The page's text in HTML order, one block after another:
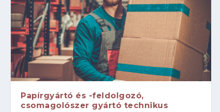
Papírgyártó és -feldolgozó,
csomagolószer gyártó technikus